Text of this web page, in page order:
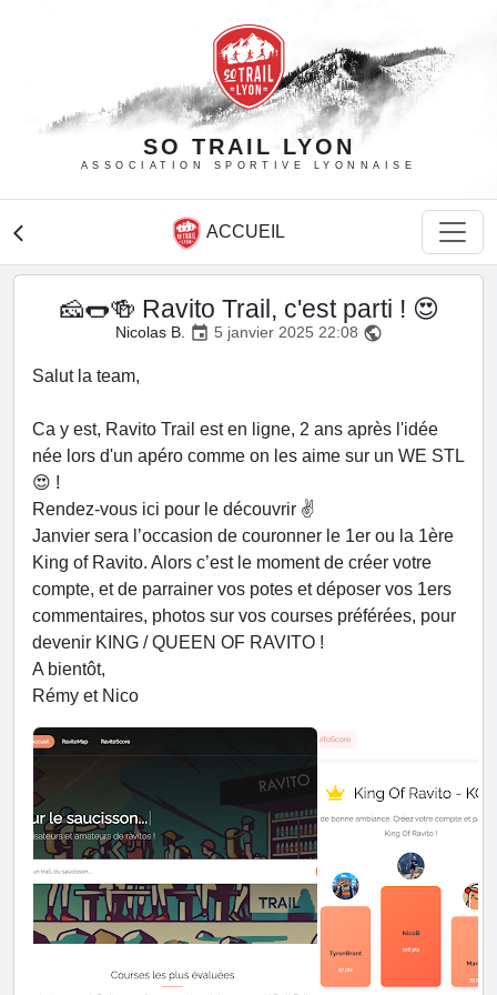
SO TRAIL LYON
ASSOCIATION SPORTIVE LYONNAISE
arrow_back_ios ACCUEIL
🧀🌭🍻 Ravito Trail, c'est parti ! 😍
Nicolas B. event 5 janvier 2025 22:08 public
Salut la team,
Ca y est, Ravito Trail est en ligne, 2 ans après l'idée
née lors d'un apéro comme on les aime sur un WE STL
😍 !
Rendez-vous ici pour le découvrir ✌️
Janvier sera l’occasion de couronner le 1er ou la 1ère
King of Ravito. Alors c’est le moment de créer votre
compte, et de parrainer vos potes et déposer vos 1ers
commentaires, photos sur vos courses préférées, pour
devenir KING / QUEEN OF RAVITO !
A bientôt,
Rémy et Nico